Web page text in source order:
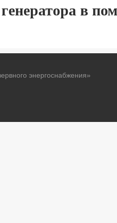
в
энергоснабжения»